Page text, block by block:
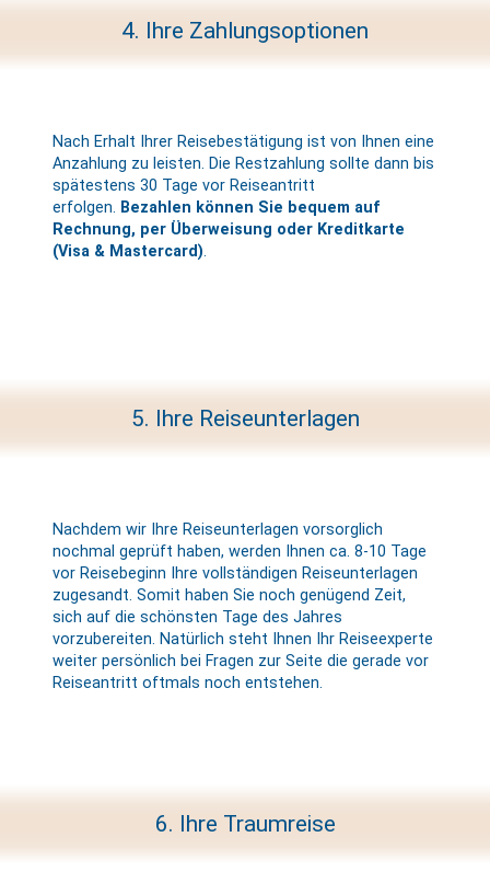
4. Ihre Zahlungsoptionen
Nach Erhalt Ihrer Reisebestätigung ist von Ihnen eine
Anzahlung zu leisten. Die Restzahlung sollte dann bis
spätestens 30 Tage vor Reiseantritt
erfolgen. Bezahlen können Sie bequem auf
Rechnung, per Überweisung oder Kreditkarte
(Visa & Mastercard).
5. Ihre Reiseunterlagen
Nachdem wir Ihre Reiseunterlagen vorsorglich
nochmal geprüft haben, werden Ihnen ca. 8-10 Tage
vor Reisebeginn Ihre vollständigen Reiseunterlagen
zugesandt. Somit haben Sie noch genügend Zeit,
sich auf die schönsten Tage des Jahres
vorzubereiten. Natürlich steht Ihnen Ihr Reiseexperte
weiter persönlich bei Fragen zur Seite die gerade vor
Reiseantritt oftmals noch entstehen.
6. Ihre Traumreise